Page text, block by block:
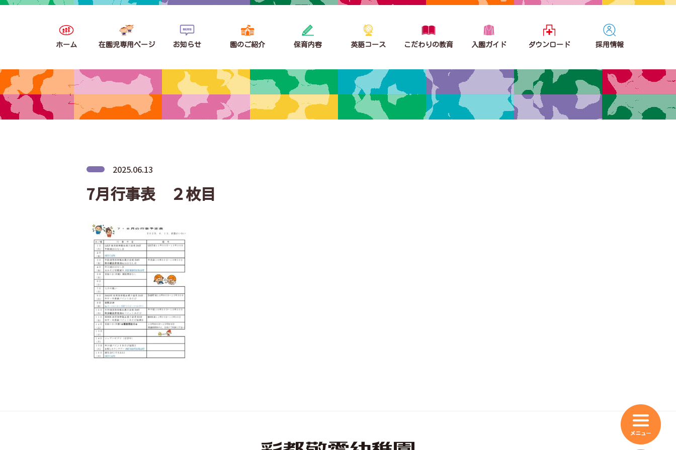
ホーム 在園児専用ページ お知らせ 園のご紹介 保育内容 英語コース こだわりの教育 入園ガイド ダウンロード 採用情報
2025.06.13
7月行事表 ２枚目